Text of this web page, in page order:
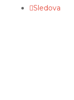
Sledova